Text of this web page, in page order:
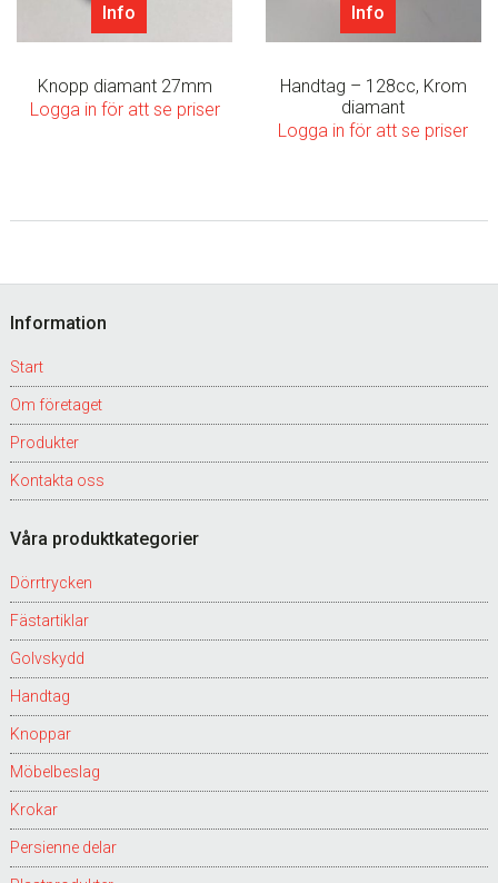
Info
Knopp diamant 27mm
Logga in för att se priser
Info
Handtag – 128cc, Krom
diamant
Logga in för att se priser
Footer
Information
Start
Om företaget
Produkter
Kontakta oss
Våra produktkategorier
Dörrtrycken
Fästartiklar
Golvskydd
Handtag
Knoppar
Möbelbeslag
Krokar
Persienne delar